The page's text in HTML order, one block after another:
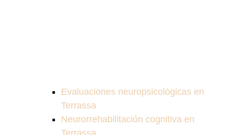
Evaluaciones neuropsicológicas en
Terrassa
Neurorrehabilitación cognitiva en